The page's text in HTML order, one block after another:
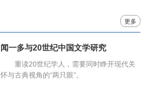
更多
闻一多与20世纪中国文学研究
重读20世纪学人，需要同时睁开现代关
怀与古典视角的“两只眼”。